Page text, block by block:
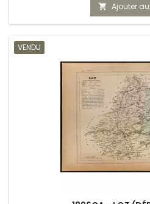
 Ajouter
VENDU